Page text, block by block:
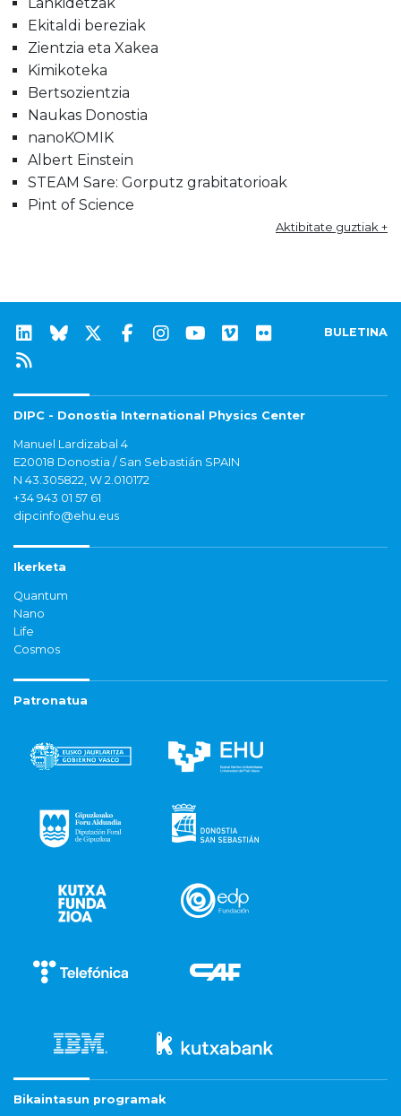
Ekitaldi bereziak
Zientzia eta Xakea
Kimikoteka
Bertsozientzia
Naukas Donostia
nanoKOMIK
Albert Einstein
STEAM Sare: Gorputz grabitatorioak
Pint of Science
Aktibitate guztiak +
BULETINA
DIPC - Donostia International Physics Center
Manuel Lardizabal 4
E20018 Donostia / San Sebastián SPAIN
N 43.305822, W 2.010172
+34 943 01 57 61
dipcinfo@ehu.eus
Ikerketa
Quantum
Nano
Life
Cosmos
Patronatua
Bikaintasun programak